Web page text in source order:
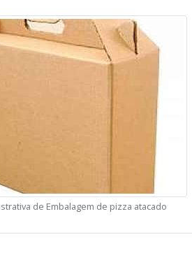
de Embalagem de pizza atacado